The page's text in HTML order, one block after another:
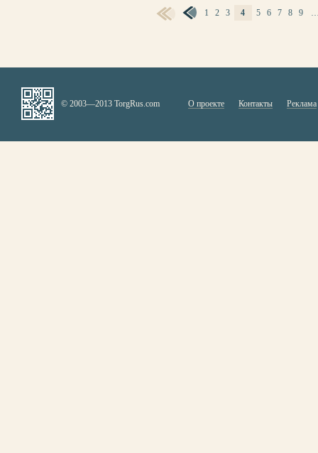
1 2 3 4 5 6 7 8 9
© 2003—2013 TorgRus.com О проекте Контакты Реклама